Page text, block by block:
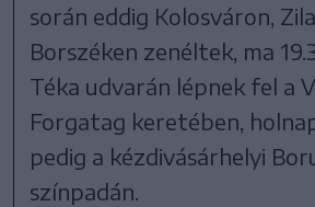
során eddig Kolosváron,
Borszéken zenéltek, ma
Téka udvarán lépnek fel a
Forgatag keretében,
pedig a kézdivásárhelyi
színpadán.